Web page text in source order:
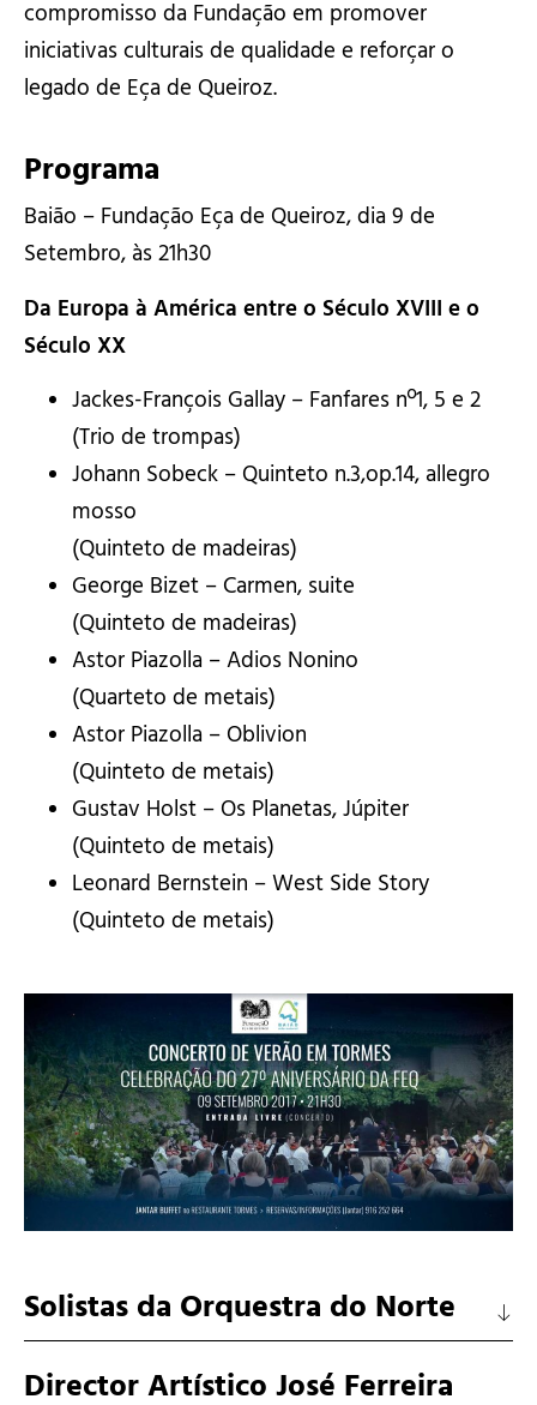
compromisso da Fundação em promover
iniciativas culturais de qualidade e reforçar o
legado de Eça de Queiroz.
Programa
Baião – Fundação Eça de Queiroz, dia 9 de
Setembro, às 21h30
Da Europa à América entre o Século XVIII e o
Século XX
Jackes-François Gallay – Fanfares nº1, 5 e 2
(Trio de trompas)
Johann Sobeck – Quinteto n.3,op.14, allegro
mosso
(Quinteto de madeiras)
George Bizet – Carmen, suite
(Quinteto de madeiras)
Astor Piazolla – Adios Nonino
(Quarteto de metais)
Astor Piazolla – Oblivion
(Quinteto de metais)
Gustav Holst – Os Planetas, Júpiter
(Quinteto de metais)
Leonard Bernstein – West Side Story
(Quinteto de metais)
Solistas da Orquestra do Norte
Director Artístico José Ferreira